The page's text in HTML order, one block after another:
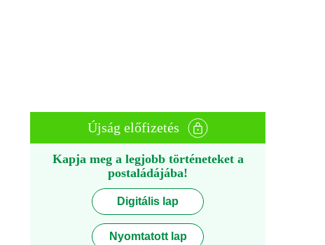
Újság előfizetés
Kapja meg a legjobb történeteket a
postaládájába!
Digitális lap
Nyomtatott lap